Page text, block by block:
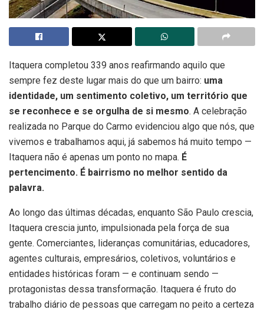
Itaquera completou 339 anos reafirmando aquilo que
sempre fez deste lugar mais do que um bairro: uma
identidade, um sentimento coletivo, um território que
se reconhece e se orgulha de si mesmo. A celebração
realizada no Parque do Carmo evidenciou algo que nós, que
vivemos e trabalhamos aqui, já sabemos há muito tempo —
Itaquera não é apenas um ponto no mapa. É
pertencimento. É bairrismo no melhor sentido da
palavra.
Ao longo das últimas décadas, enquanto São Paulo crescia,
Itaquera crescia junto, impulsionada pela força de sua
gente. Comerciantes, lideranças comunitárias, educadores,
agentes culturais, empresários, coletivos, voluntários e
entidades históricas foram — e continuam sendo —
protagonistas dessa transformação. Itaquera é fruto do
trabalho diário de pessoas que carregam no peito a certeza